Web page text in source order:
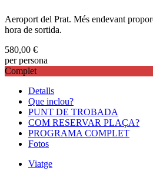
Aeroport del Prat. Més endevant
hora de sortida.
580,00 €
per persona
Complet
Detalls
Que inclou?
PUNT DE TROBADA
COM RESERVAR PLAÇA?
PROGRAMA COMPLET
Fotos
Viatge